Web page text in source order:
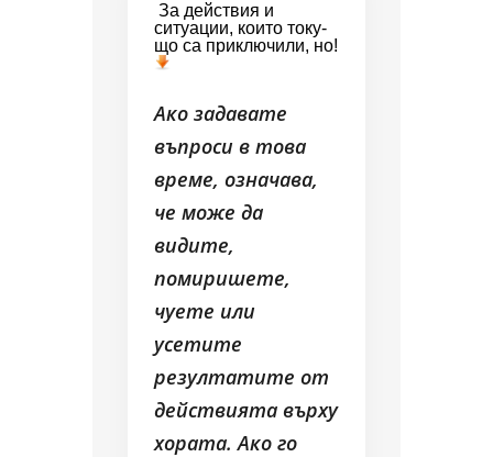
За действия и
ситуации, които току-
що са приключили, но!
Ако задавате
въпроси в това
време, означава,
че може да
видите,
помиришете,
чуете или
усетите
резултатите от
действията върху
хората. Ако го